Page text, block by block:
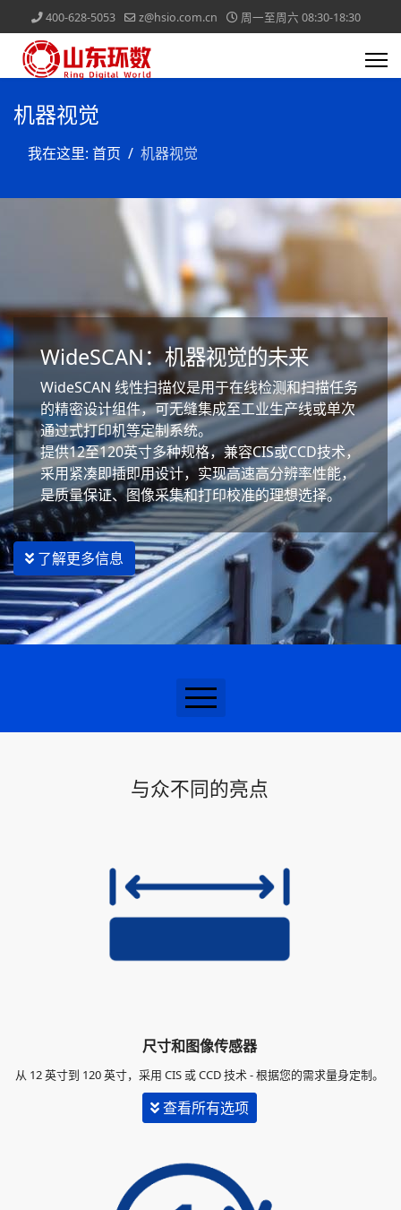
400-628-5053 z@hsio.com.cn 周一至周六 08:30-18:30
机器视觉
我在这里: 首页 机器视觉
WideSCAN：机器视觉的未来
WideSCAN 线性扫描仪是用于在线检测和扫描任务
的精密设计组件，可无缝集成至工业生产线或单次
通过式打印机等定制系统。
提供12至120英寸多种规格，兼容CIS或CCD技术，
采用紧凑即插即用设计，实现高速高分辨率性能，
是质量保证、图像采集和打印校准的理想选择。
了解更多信息
架构
规格
与众不同的亮点
尺寸和图像传感器
从 12 英寸到 120 英寸，采用 CIS 或 CCD 技术 - 根据您的需求量身定制。
查看所有选项